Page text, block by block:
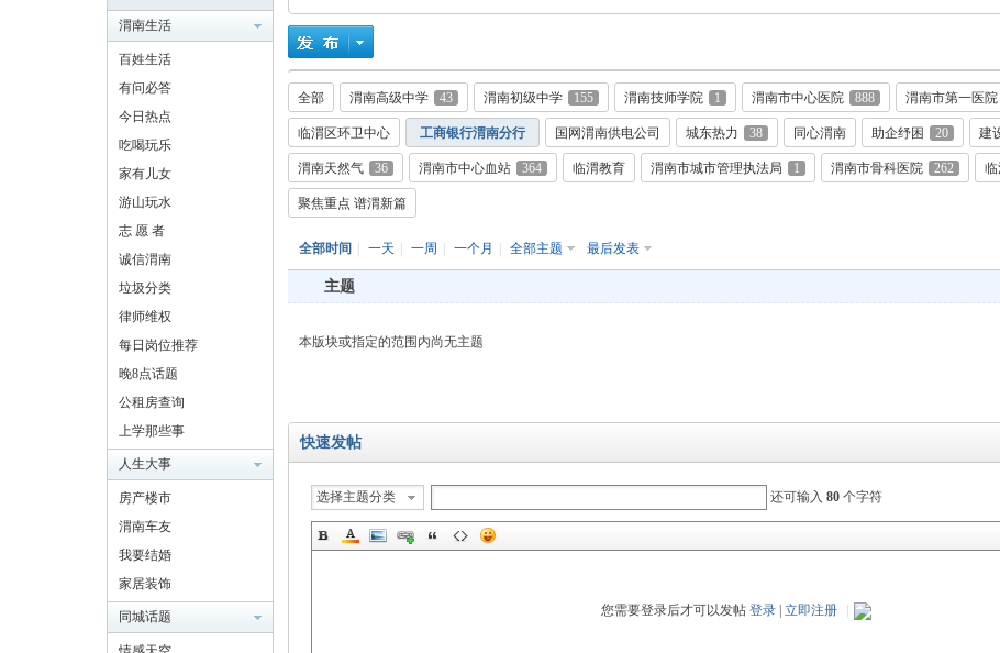
渭
渭南生活
百姓生活
有问必答
今日热点
吃喝玩乐
家有儿女
游山玩水
志 愿 者
诚信渭南
垃圾分类
律师维权
每日岗位推荐
晚8点话题
公租房查询
上学那些事
人生大事
房产楼市
渭南车友
我要结婚
家居装饰
同城话题
全部 渭南高级中学 43 渭南初级中学 155 渭南技师学院 1 渭南市中心医院 888 渭南市第一医院
临渭区环卫中心 工商银行渭南分行 国网渭南供电公司 城东热力 38 同心渭南 助企纾困 20 建
渭南天然气 36 渭南市中心血站 364 临渭教育 渭南市城市管理执法局 1 渭南市骨科医院 262 临
聚焦重点 谱渭新篇
全部时间 一天 一周 一个月 全部主题 最后发表
主题
本版块或指定的范围内尚无主题
快速发帖
选择主题分类 还可输入 80 个字符
您需要登录后才可以发帖 登录| 立即注册